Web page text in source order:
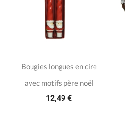
Bougies longues en cire
avec motifs père noël
12,49 €